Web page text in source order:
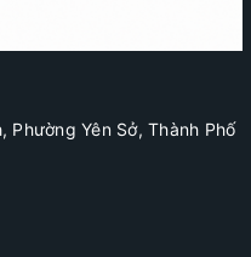
Phường Yên Sở, Thành Phố